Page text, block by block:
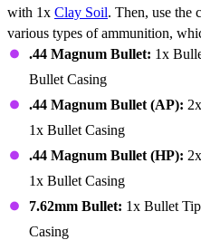
with 1x Clay Soil. Then, use the
various types of ammunition,
.44 Magnum Bullet: 1x
Bullet Casing
.44 Magnum Bullet (AP):
1x Bullet Casing
.44 Magnum Bullet (HP):
1x Bullet Casing
7.62mm Bullet: 1x Bullet
Casing